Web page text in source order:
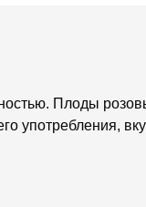
Плоды
употребления,